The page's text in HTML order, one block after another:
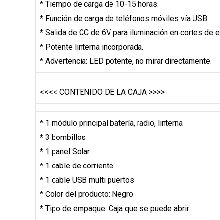
* Tiempo de carga de 10-15 horas.
* Función de carga de teléfonos móviles vía USB.
* Salida de CC de 6V para iluminación en cortes de
* Potente linterna incorporada.
* Advertencia: LED potente, no mirar directamente.
<<<< CONTENIDO DE LA CAJA >>>>
* 1 módulo principal batería, radio, linterna
* 3 bombillos
* 1 panel Solar
* 1 cable de corriente
* 1 cable USB multi puertos
* Color del producto: Negro
* Tipo de empaque: Caja que se puede abrir